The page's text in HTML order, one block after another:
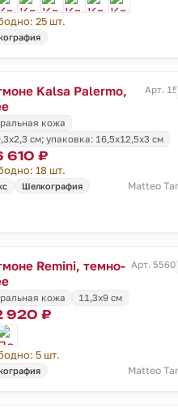
25 шт.
Kalsa Palermo,
Арт.
кожа
см; упаковка: 16,5х12,5х3 см
610 ₽
18 шт.
Шелкография Matteo
Remini, темно- Арт.
кожа 11,3х9 см
920 ₽
5 шт.
Matteo